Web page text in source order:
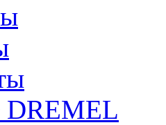
DREMEL